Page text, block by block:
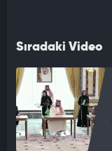
Sıradaki Video